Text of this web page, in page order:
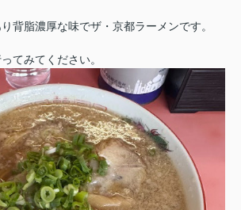
背脂濃厚な味でザ・京都ラーメンです。
てみてください。